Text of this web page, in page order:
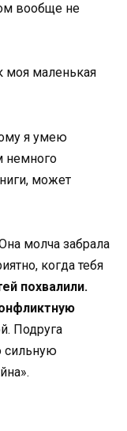
вообще не
моя маленькая
я умею
немного
может
молча забрала
когда тебя
похвалили.
Подруга
сильную